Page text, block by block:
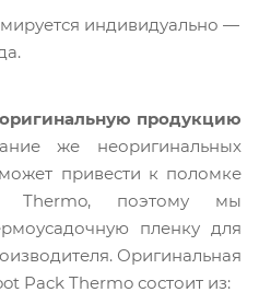
индивидуально —
продукцию
же неоригинальных
привести к поломке
Thermo, поэтому мы
пленку для
Оригинальная
Pack Thermo состоит из: